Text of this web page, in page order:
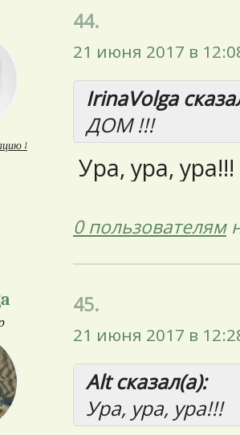
↓
44.
21 июня 2017 в
IrinaVolga
ДОМ !!!
Ура, ура, ура!!!
0 пользователям
45.
21 июня 2017 в
Alt сказал(а):
Ура, ура, ура!!!